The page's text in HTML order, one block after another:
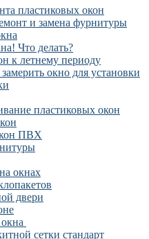
пластиковых окон
и замена фурнитуры
Что делать?
к летнему периоду
окно для установки
пластиковых окон
ПВХ
окнах
двери
сетки стандарт